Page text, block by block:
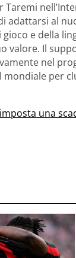
adattarsi al
e della
valore. Il
nel
per
una